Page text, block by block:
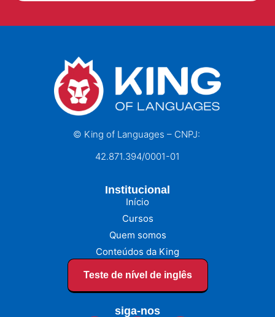
© King of Languages – CNPJ:
42.871.394/0001-01
Institucional
Início
Cursos
Quem somos
Conteúdos da King
Teste de nível de inglês
siga-nos